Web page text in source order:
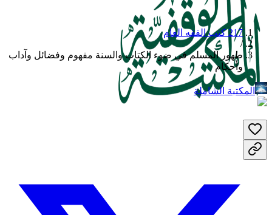
217 كتب الفقه العام
/
طهور المسلم في ضوء الكتاب والسنة مفهوم وفضائل وآداب
وأحكام
المكتبة الشاملة